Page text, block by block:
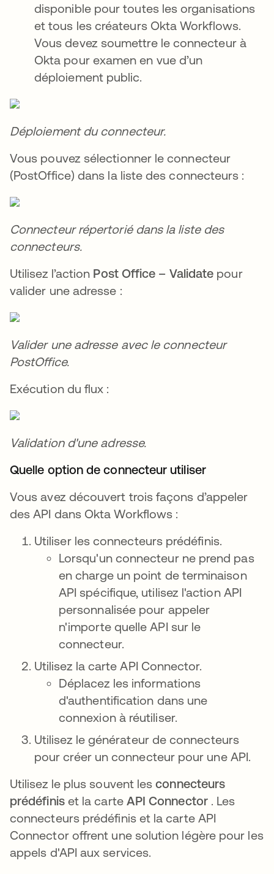
disponible pour toutes les organisations
et tous les créateurs Okta Workflows.
Vous devez soumettre le connecteur à
Okta pour examen en vue d’un
déploiement public.
Déploiement du connecteur.
Vous pouvez sélectionner le connecteur
(PostOffice) dans la liste des connecteurs :
Connecteur répertorié dans la liste des
connecteurs.
Utilisez l’action Post Office – Validate pour
valider une adresse :
Valider une adresse avec le connecteur
PostOffice.
Exécution du flux :
Validation d'une adresse.
Quelle option de connecteur utiliser
Vous avez découvert trois façons d’appeler
des API dans Okta Workflows :
Utiliser les connecteurs prédéfinis.
Lorsqu'un connecteur ne prend pas
en charge un point de terminaison
API spécifique, utilisez l'action API
personnalisée pour appeler
n'importe quelle API sur le
connecteur.
Utilisez la carte API Connector.
Déplacez les informations
d'authentification dans une
connexion à réutiliser.
Utilisez le générateur de connecteurs
pour créer un connecteur pour une API.
Utilisez le plus souvent lesconnecteurs
prédéfiniset la carte API Connector
. Les
connecteurs prédéfinis et la carte API
Connector offrent une solution légère pour les
appels d'API aux services.